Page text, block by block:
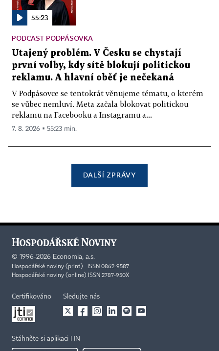
55:23
PODCAST PODPÁSOVKA
Utajený problém. V Česku se chystají
první volby, kdy sítě blokují politickou
reklamu. A hlavní oběť je nečekaná
V Podpásovce se tentokrát věnujeme tématu, o kterém
se vůbec nemluví. Meta začala blokovat politickou
reklamu na Facebooku a Instagramu a...
7. 8. 2026 ▪ 55:23 min.
DALŠÍ ZPRÁVY
© 1996-2026 Economia, a.s.
Hospodářské noviny (print) ISSN 0862-9587
Hospodářské noviny (online) ISSN 2787-950X
Certifikováno Sledujte nás
Stáhněte si aplikaci HN